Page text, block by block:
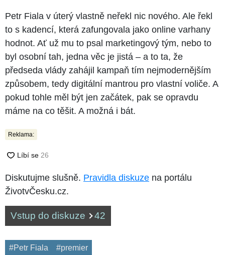
Petr Fiala v úterý vlastně neřekl nic nového. Ale řekl
to s kadencí, která zafungovala jako online varhany
hodnot. Ať už mu to psal marketingový tým, nebo to
byl osobní tah, jedna věc je jistá –⁠⁠⁠⁠⁠⁠ a to ta, že
předseda vlády zahájil kampaň tím nejmodernějším
způsobem, tedy digitální mantrou pro vlastní voliče. A
pokud tohle měl být jen začátek, pak se opravdu
máme na co těšit. A možná i bát.
Reklama:
Diskutujme slušně. Pravidla diskuze na portálu
ŽivotvČesku.cz.
Vstup do diskuze 42
#Petr Fiala #premier